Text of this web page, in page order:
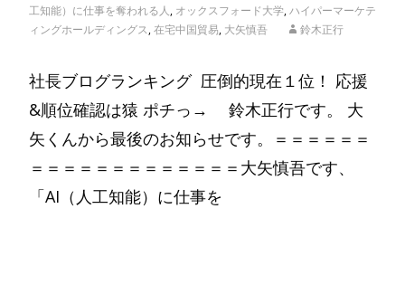
工知能）に仕事を奪われる人, オックスフォード大学,ハイパーマーケテ
ィングホールディングス,在宅中国貿易, 大矢慎吾 鈴木正行
社長ブログランキング 圧倒的現在１位！ 応援
&順位確認は猿 ポチっ→ 鈴木正行です。 大
矢くんから最後のお知らせです。＝＝＝＝＝＝
＝＝＝＝＝＝＝＝＝＝＝＝＝大矢慎吾です、
「AI（人工知能）に仕事を